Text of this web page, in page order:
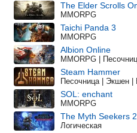
The Elder Scrolls
MMORPG
Taichi Panda 3
MMORPG
Albion Online
MMORPG |
Steam Hammer
Песочница | Экшен
SOL: enchant
MMORPG
The Myth Seekers
Логическая